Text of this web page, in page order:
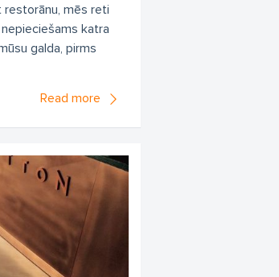
mēs reti
katra
galda, pirms
Read more